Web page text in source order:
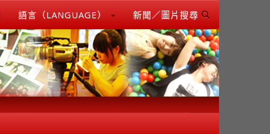
語言（LANGUAGE） 新聞／圖片搜尋